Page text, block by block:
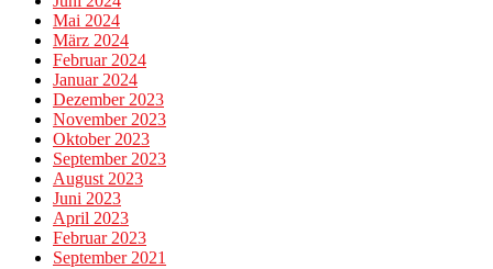
Mai 2024
März 2024
Februar 2024
Januar 2024
Dezember 2023
November 2023
Oktober 2023
September 2023
August 2023
Juni 2023
April 2023
Februar 2023
September 2021